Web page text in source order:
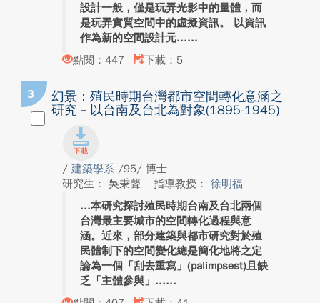
設計一般，僅是玩弄光影中的量體，而
是玩弄實質空間中的虛擬資訊。 以資訊
作為新的空間設計元...
點閱：447
下載：5
3
幻景：殖民時期台灣都市空間轉化意涵之
研究－以台南及台北為對象(1895-1945)
/ 建築學系 /95/ 博士
研究生： 吳秉聲
指導教授： 徐明福
本研究探討殖民時期台南及台北兩個
台灣最主要城市的空間轉化過程與意
涵。近來，部分建築與都市研究對於殖
民體制下的空間變化總是簡化地將之定
論為一個「刮去重寫」(palimpsest)且缺
乏「主體參與」...